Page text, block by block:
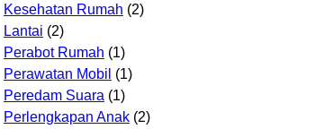
Kesehatan Rumah (2)
Lantai (2)
Perabot Rumah (1)
Perawatan Mobil (1)
Peredam Suara (1)
Perlengkapan Anak (2)